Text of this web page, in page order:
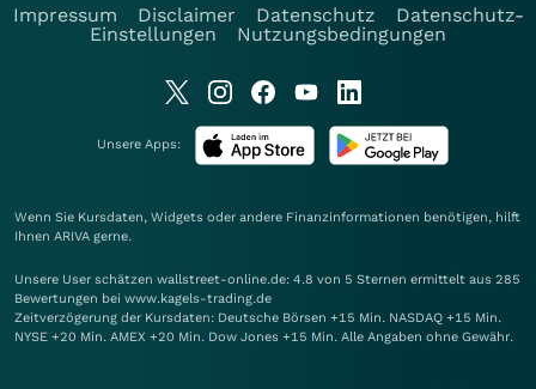
Impressum
Disclaimer Datenschutz
Datenschutz-
Einstellungen
Nutzungsbedingungen
Unsere Apps:
Wenn Sie Kursdaten, Widgets oder andere Finanzinformationen benötigen, hilft
Ihnen ARIVA gerne.
Unsere User schätzen wallstreet-online.de: 4.8 von 5 Sternen ermittelt aus 285
Bewertungen bei www.kagels-trading.de
Zeitverzögerung der Kursdaten: Deutsche Börsen +15 Min. NASDAQ +15 Min.
NYSE +20 Min. AMEX +20 Min. Dow Jones +15 Min. Alle Angaben ohne Gewähr.